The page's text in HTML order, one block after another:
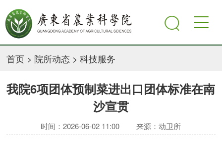
首页 > 院所动态 >科技服务
我院6项团体预制菜进出口团体标准在南
沙宣贯
时间：2026-06-02 11:00 来源：动卫所